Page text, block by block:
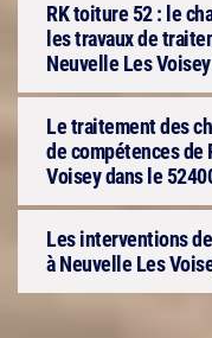
RK toiture 52 : le
les travaux de
Neuvelle Les
Le traitement des
de compétences de
Voisey dans le
Les interventions
à Neuvelle Les